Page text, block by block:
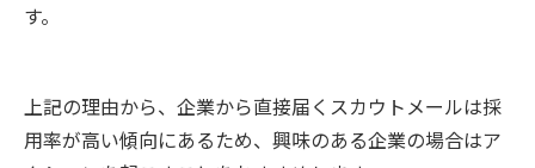
す。
上記の理由から、企業から直接届くスカウトメールは採
用率が高い傾向にあるため、興味のある企業の場合はア